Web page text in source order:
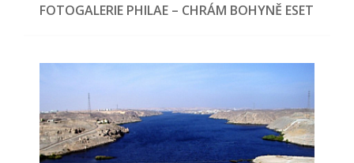
FOTOGALERIE PHILAE – CHRÁM BOHYNĚ ESET